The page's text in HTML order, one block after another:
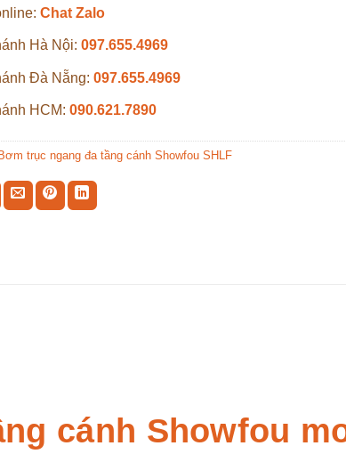
Chat Zalo
Hà Nội: 097.655.4969
Đà Nẵng: 097.655.4969
HCM: 090.621.7890
Bơm trục ngang đa tầng cánh Showfou SHLF
cánh Showfou